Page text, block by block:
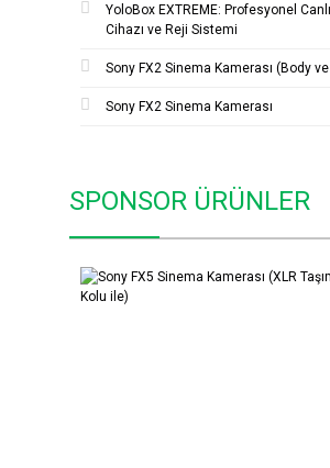
YoloBox EXTREME: Profesyonel
Cihazı ve Reji Sistemi
Sony FX2 Sinema Kamerası (Body ve
Sony FX2 Sinema Kamerası
SPONSOR ÜRÜNLER